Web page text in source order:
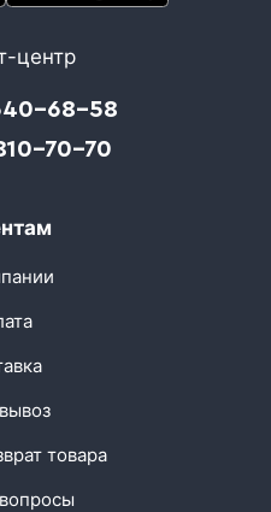
центр
68-58
70-70
товара